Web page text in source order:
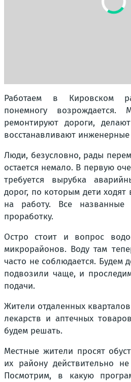
Работаем в Кировском
понемногу
ремонтируют дороги,
восстанавливают инженерные
Люди, безусловно, рады
остается немало. В первую
требуется вырубка
дорог, по которым дети
на работу. Все
проработку.
Остро стоит и вопрос
микрорайонов. Воду там
часто не соблюдается. Будем
подвозили чаще, и
подачи.
Жители отдаленных
лекарств и аптечных
будем решать.
Местные жители просят
их району действительно
Посмотрим, в какую